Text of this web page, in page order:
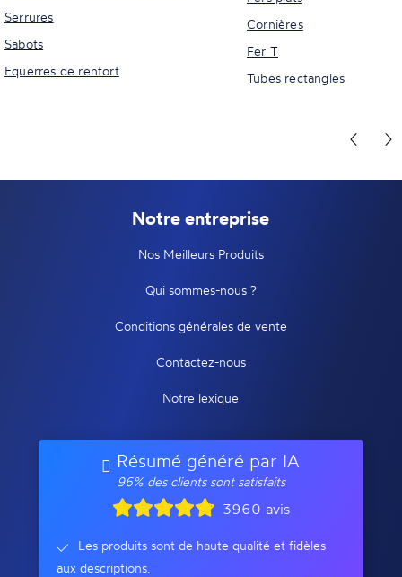
Serrures
Sabots
Equerres de renfort
Cornières
Fer T
Tubes rectangles
Notre entreprise
Nos Meilleurs Produits
Qui sommes-nous ?
Conditions générales de vente
Contactez-nous
Notre lexique
Résumé généré par IA
96% des clients sont satisfaits
3960 avis
Les produits sont de haute qualité et fidèles
aux descriptions.